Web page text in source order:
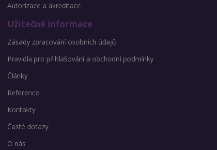
Autorizace a akreditace
Užitečné informace
Zásady zpracování osobních údajů
Pravidla pro přihlašování a obchodní podmínky
Články
Reference
Kontakty
Časté dotazy
O nás